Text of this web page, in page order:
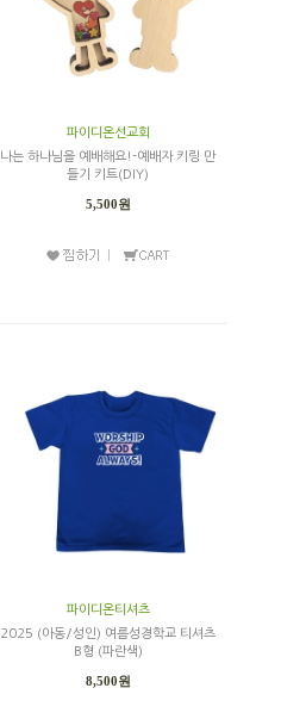
파이디온선교회
나는 하나님을 예배해요!-예배자 키링 만
들기 키트(DIY)
5,500원
파이디온티셔츠
2025 (아동/성인) 여름성경학교 티셔츠
B형 (파란색)
8,500원